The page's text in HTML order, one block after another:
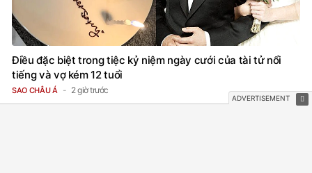
Điều đặc biệt trong tiệc kỷ niệm ngày cưới của tài tử nổi
tiếng và vợ kém 12 tuổi
SAO CHÂU Á 2 giờ trước